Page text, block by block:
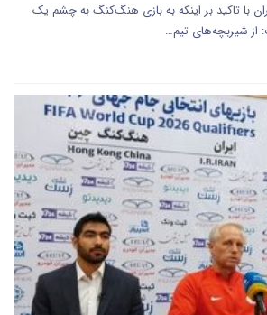
با تاکید بر اینکه به بازی هنگ‌کنگ به چشم یک
از شیربچه‌های تیم…